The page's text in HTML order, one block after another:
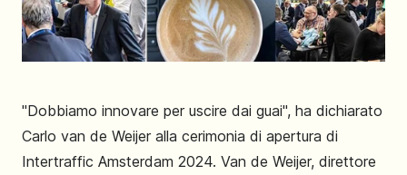
"Dobbiamo innovare per uscire dai guai", ha dichiarato
Carlo van de Weijer alla cerimonia di apertura di
Intertraffic Amsterdam 2024. Van de Weijer, direttore